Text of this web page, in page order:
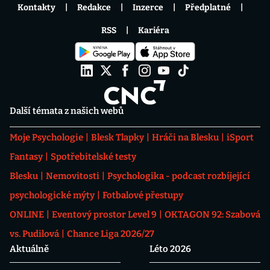
Další témata z našich webů
Moje Psychologie Blesk Tlapky Hráči na Blesku
iSport
Fantasy
Spotřebitelské testy
Blesku
Nemovitosti
Psychologika - podcast rozbíjející
psychologické mýty
Fotbalové přestupy
ONLINE
Eventový prostor Level 9
OKTAGON 92: Szabová
vs. Pudilová
Chance Liga 2026/27
Aktuálně
Léto 2026
Kontakty Redakce Inzerce Předplatné
RSS Kariéra